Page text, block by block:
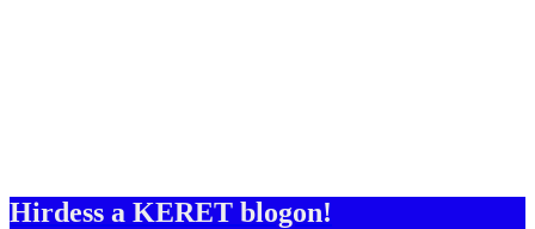
Hirdess a KERET blogon!